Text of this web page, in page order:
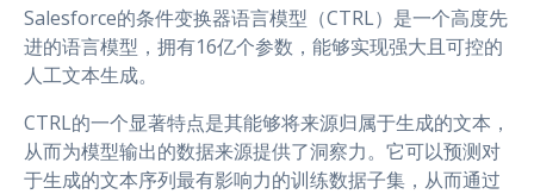
Salesforce的条件变换器语言模型（CTRL）是一个高度先
进的语言模型，拥有16亿个参数，能够实现强大且可控的
人工文本生成。
CTRL的一个显著特点是其能够将来源归属于生成的文本，
从而为模型输出的数据来源提供了洞察力。它可以预测对
于生成的文本序列最有影响力的训练数据子集，从而通过